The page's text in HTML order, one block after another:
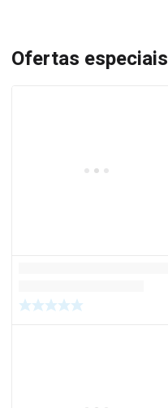
Ofertas especiais